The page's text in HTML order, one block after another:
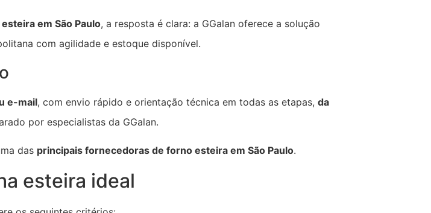
em São Paulo, a resposta é clara: a GGalan oferece a solução
com agilidade e estoque disponível.
e-mail, com envio rápido e orientação técnica em todas as etapas, da
por especialistas da GGalan.
das principais fornecedoras de forno esteira em São Paulo.
esteira ideal